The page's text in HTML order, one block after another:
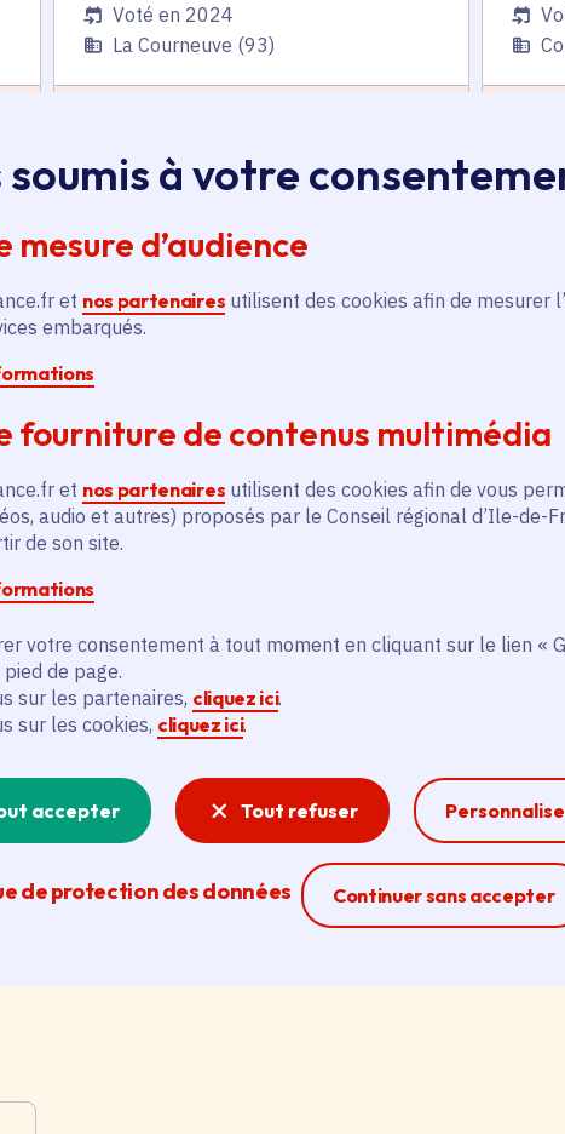
soumis à votre
mesure d’audience
et nos partenaires utilisent des cookies afin de mesurer
embarqués.
fourniture de contenus multimédia
et nos partenaires utilisent des cookies afin de vous
audio et autres) proposés par le Conseil régional d’Ile-de-
de son site.
votre consentement à tout moment en cliquant sur le lien «
de page.
sur les partenaires, cliquez ici.
sur les cookies, cliquez ici.
accepter Tout refuser
de protection des données Continuer sans accepter
Ferme la modale
Voté en 2024
La Courneuve (93)
thématique active
Actualité
Data centers : la stratégie
régionale pour un numérique
responsable
CatégorieÉconomie, Environnement
Date